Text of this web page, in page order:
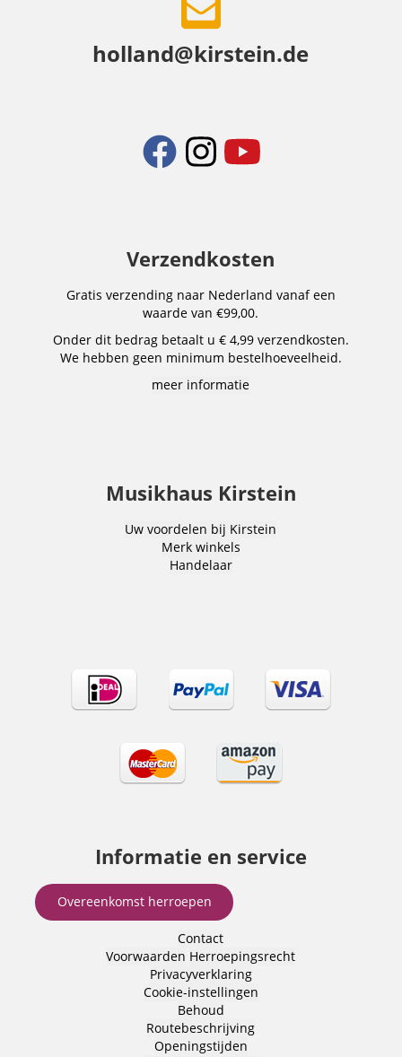
holland@kirstein.de
Verzendkosten
Gratis verzending naar Nederland vanaf een
waarde van €99,00.
Onder dit bedrag betaalt u € 4,99 verzendkosten.
We hebben geen minimum bestelhoeveelheid.
meer informatie
Musikhaus Kirstein
Uw voordelen bij Kirstein
Merk winkels
Handelaar
Informatie en service
Overeenkomst herroepen
Contact
Voorwaarden Herroepingsrecht
Privacyverklaring
Cookie-instellingen
Behoud
Routebeschrijving
Openingstijden